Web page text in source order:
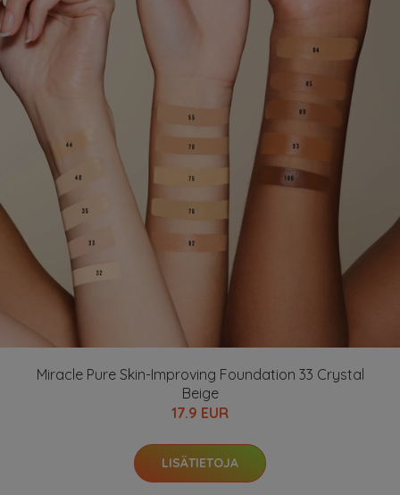
Miracle Pure Skin-Improving Foundation 33 Crystal
Beige
17.9 EUR
LISÄTIETOJA